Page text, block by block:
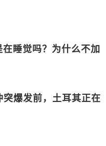
睡觉吗？为什么不加
爆发前，土耳其正在